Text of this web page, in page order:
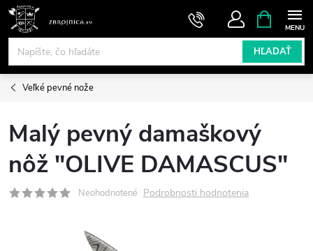
Prejsť
obsah
HĽADAŤ
KOŠÍK
Veľké pevné nože
Malý pevný damaškový
nôž "OLIVE DAMASCUS"
Neohodnotené Podrobnosti hodnotenia